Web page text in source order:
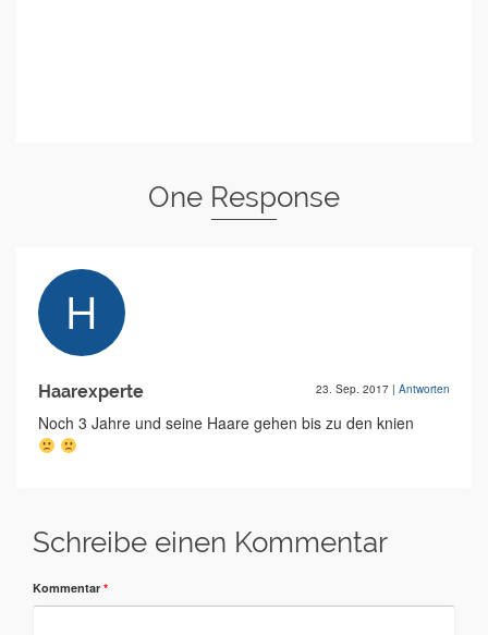
One Response
Haarexperte 23. Sep. 2017 | Antworten
Noch 3 Jahre und seine Haare gehen bis zu den knien
Schreibe einen Kommentar
Kommentar *